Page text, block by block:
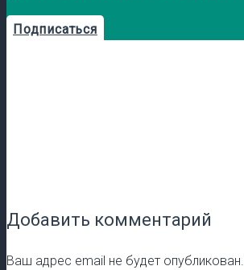
Подписаться
Добавить комментарий
Ваш адрес email не будет опубликован.